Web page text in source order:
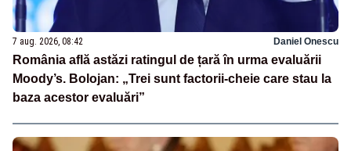
7 aug. 2026, 08:42 Daniel Onescu
România află astăzi ratingul de țară în urma evaluării
Moody’s. Bolojan: „Trei sunt factorii-cheie care stau la
baza acestor evaluări”